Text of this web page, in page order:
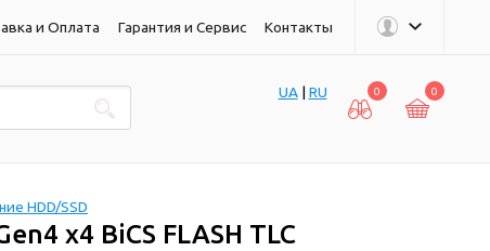
и Оплата Гарантия и Сервис Контакты
UA| RU 0 0
HDD/SSD
x4 BiCS FLASH TLC